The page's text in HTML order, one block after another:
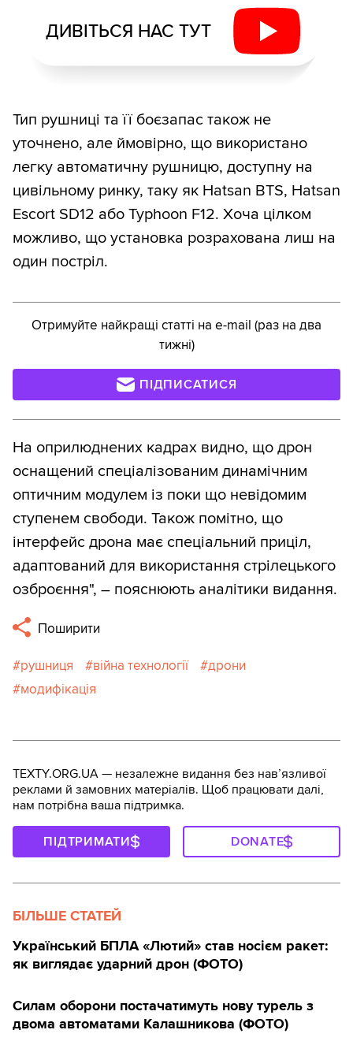
ДИВІТЬСЯ НАС ТУТ
Тип рушниці та її боєзапас також не
уточнено, але ймовірно, що використано
легку автоматичну рушницю, доступну на
цивільному ринку, таку як Hatsan BTS, Hatsan
Escort SD12 або Typhoon F12. Хоча цілком
можливо, що установка розрахована лиш на
один постріл.
Отримуйте найкращі статті на e-mail (раз на два
тижні)
ПІДПИСАТИСЯ
На оприлюднених кадрах видно, що дрон
оснащений спеціалізованим динамічним
оптичним модулем із поки що невідомим
ступенем свободи. Також помітно, що
інтерфейс дрона має спеціальний приціл,
адаптований для використання стрілецького
озброєння", – пояснюють аналітики видання.
Поширити
рушниця війна технології
дрони
модифікація
TEXTY.ORG.UA — незалежне видання без навʼязливої
реклами й замовних матеріалів. Щоб працювати далі,
нам потрібна ваша підтримка.
ПІДТРИМАТИ DONATE
БІЛЬШЕ СТАТЕЙ
Український БПЛА «Лютий» став носієм ракет:
як виглядає ударний дрон (ФОТО)
Силам оборони постачатимуть нову турель з
двома автоматами Калашникова (ФОТО)